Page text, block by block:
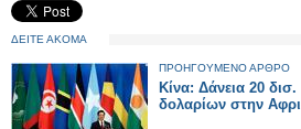
ΔΕΙΤΕ ΑΚΟΜΑ
ΠΡΟΗΓΟΥΜΕΝΟ ΑΡΘΡΟ
Κίνα: Δάνεια 20 δισ.
δολαρίων στην